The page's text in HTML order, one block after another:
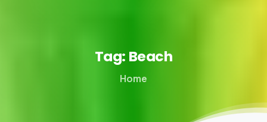
Tag: Beach
Home